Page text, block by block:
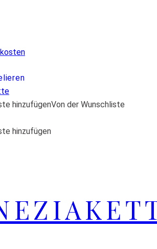
hinzufügenVon der Wunschliste
hinzufügen